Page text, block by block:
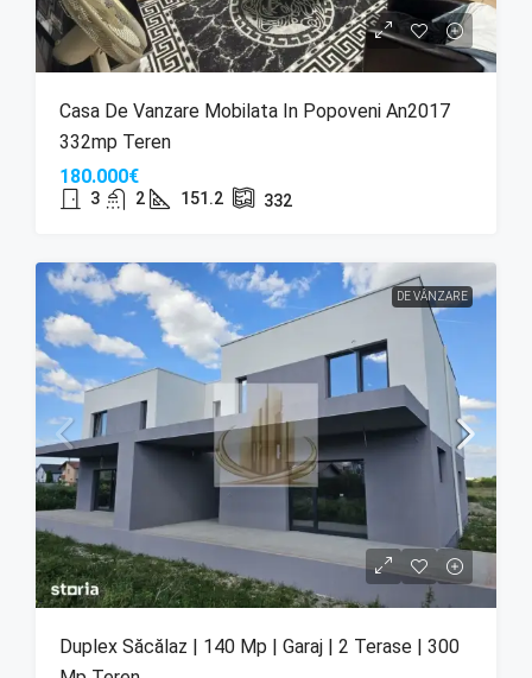
Casa De Vanzare Mobilata In Popoveni An2017
332mp Teren
180.000€
3 2 151.2 332
DE VÂNZARE
Duplex Săcălaz | 140 Mp | Garaj | 2 Terase | 300